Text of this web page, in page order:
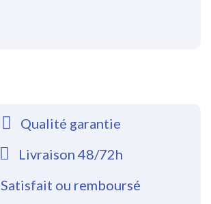
Qualité garantie
Livraison 48/72h
Satisfait ou remboursé